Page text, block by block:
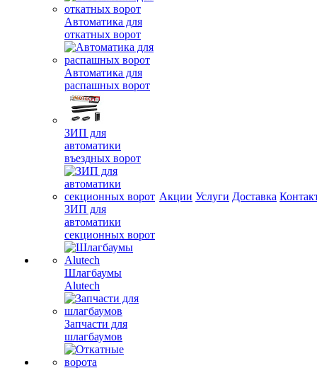
Автоматика для
откатных ворот
Автоматика для
распашных ворот
ЗИП для
автоматики
въездных ворот
ЗИП для
автоматики
секционных ворот
Шлагбаумы
Alutech
Запчасти для
шлагбаумов
Акции Услуги Доставка